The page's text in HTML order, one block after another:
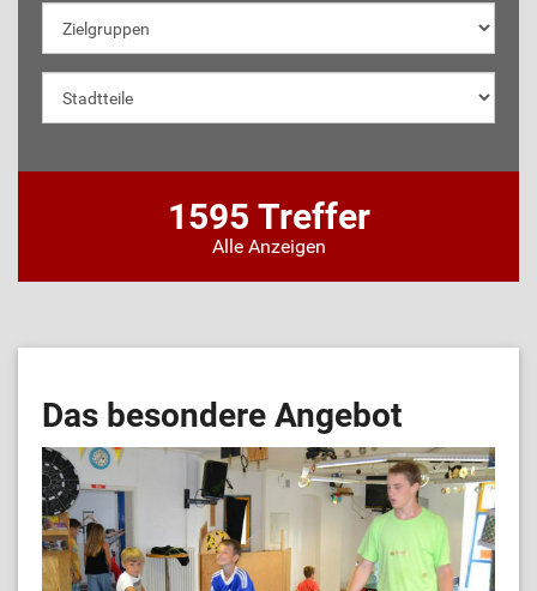
Job-Börse
Kontakt
1595 Treffer
Alle Anzeigen
Das besondere Angebot